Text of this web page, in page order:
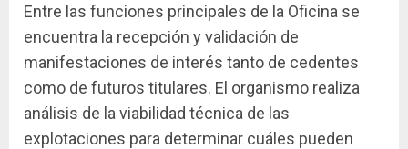
Entre las funciones principales de la Oficina se
encuentra la recepción y validación de
manifestaciones de interés tanto de cedentes
como de futuros titulares. El organismo realiza
análisis de la viabilidad técnica de las
explotaciones para determinar cuáles pueden